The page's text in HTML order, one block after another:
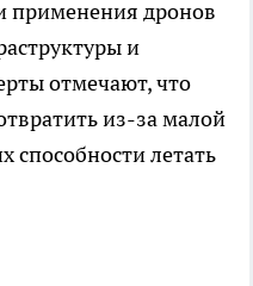
применения дронов
и
отмечают, что
из-за малой
способности летать